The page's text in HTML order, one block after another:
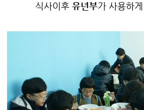
식사이후 유년부가 사용하